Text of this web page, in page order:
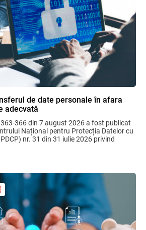
и Налоговые
№ 07/2026, комментарии
06.08.2026 Ciobanu Veaceslav
operațiunilor valutare de capital
06.08.2026
Plăți Instant: Soluția inovativă pentru
și banii confiscați vor fi utilizați
sociale și în interes public
Guvernul RM
de date personale în afara
adecvată
366 din 7 august 2026 a fost publicat
Național pentru Protecția Datelor cu
nr. 31 din 31 iulie 2026 privind